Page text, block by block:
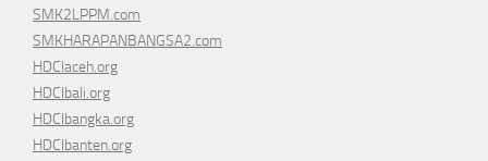
SMK2LPPM.com
SMKHARAPANBANGSA2.com
HDCIaceh.org
HDCIbali.org
HDCIbangka.org
HDCIbanten.org